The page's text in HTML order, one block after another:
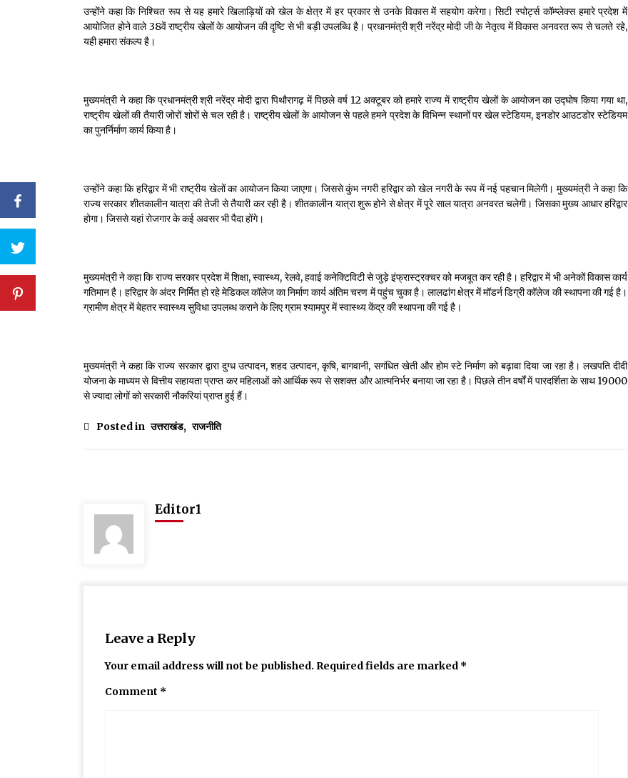
उन्होंने कहा कि निश्चित रूप से यह हमारे खिलाड़ियों को खेल के क्षेत्र में हर प्रकार से उनके विकास में सहयोग करेगा। सिटी स्पोर्ट्स कॉम्प्लेक्स हमारे प्रदेश में
आयोजित होने वाले 38वें राष्ट्रीय खेलों के आयोजन की दृष्टि से भी बड़ी उपलब्धि है। प्रधानमंत्री श्री नरेंद्र मोदी जी के नेतृत्व में विकास अनवरत रूप से चलते रहे,
यही हमारा संकल्प है।
मुख्यमंत्री ने कहा कि प्रधानमंत्री श्री नरेंद्र मोदी द्वारा पिथौरागढ़ में पिछले वर्ष 12 अक्टूबर को हमारे राज्य में राष्ट्रीय खेलों के आयोजन का उद्घोष किया गया था,
राष्ट्रीय खेलों की तैयारी जोरों शोरों से चल रही है। राष्ट्रीय खेलों के आयोजन से पहले हमने प्रदेश के विभिन्न स्थानों पर खेल स्टेडियम, इनडोर आउटडोर स्टेडियम
का पुनर्निर्माण कार्य किया है।
उन्होंने कहा कि हरिद्वार में भी राष्ट्रीय खेलों का आयोजन किया जाएगा। जिससे कुंभ नगरी हरिद्वार को खेल नगरी के रूप में नई पहचान मिलेगी। मुख्यमंत्री ने कहा कि
राज्य सरकार शीतकालीन यात्रा की तेजी से तैयारी कर रही है। शीतकालीन यात्रा शुरू होने से क्षेत्र में पूरे साल यात्रा अनवरत चलेगी। जिसका मुख्य आधार हरिद्वार
होगा। जिससे यहां रोजगार के कई अवसर भी पैदा होंगे।
मुख्यमंत्री ने कहा कि राज्य सरकार प्रदेश में शिक्षा, स्वास्थ्य, रेलवे, हवाई कनेक्टिविटी से जुड़े इंफ्रास्ट्रक्चर को मजबूत कर रही है। हरिद्वार में भी अनेकों विकास कार्य
गतिमान है। हरिद्वार के अंदर निर्मित हो रहे मेडिकल कॉलेज का निर्माण कार्य अंतिम चरण में पहुंच चुका है। लालढांग क्षेत्र में मॉडर्न डिग्री कॉलेज की स्थापना की गई है।
ग्रामीण क्षेत्र में बेहतर स्वास्थ्य सुविधा उपलब्ध कराने के लिए ग्राम श्यामपुर में स्वास्थ्य केंद्र की स्थापना की गई है।
मुख्यमंत्री ने कहा कि राज्य सरकार द्वारा दुग्ध उत्पादन, शहद उत्पादन, कृषि, बागवानी, सगंधित खेती और होम स्टे निर्माण को बढ़ावा दिया जा रहा है। लखपति दीदी
योजना के माध्यम से वित्तीय सहायता प्राप्त कर महिलाओं को आर्थिक रूप से सशक्त और आत्मनिर्भर बनाया जा रहा है। पिछले तीन वर्षों में पारदर्शिता के साथ 19000
से ज्यादा लोगों को सरकारी नौकरियां प्राप्त हुई हैं।
Posted in उत्तराखंड, राजनीति
Editor1
Leave a Reply
Your email address will not be published. Required fields are marked *
Comment *